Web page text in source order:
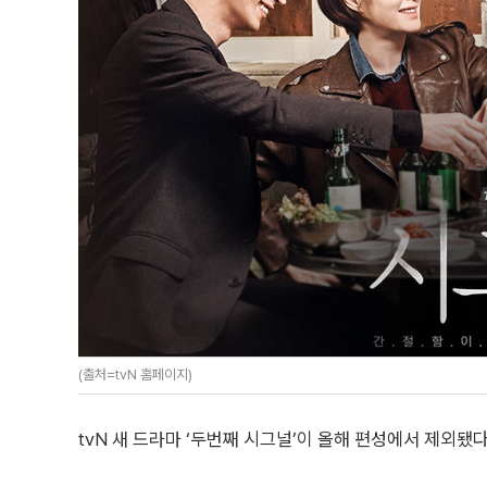
(출처=tvN 홈페이지)
tvN 새 드라마 ‘두번째 시그널’이 올해 편성에서 제외됐